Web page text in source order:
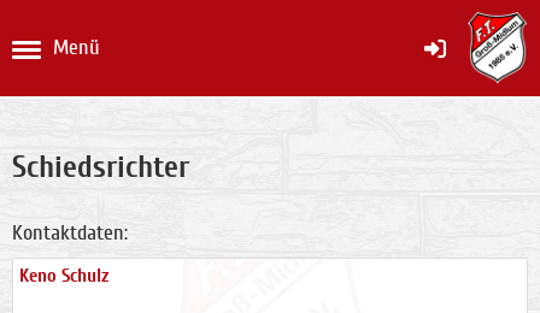
Menü
Schiedsrichter
Kontaktdaten:
Keno Schulz